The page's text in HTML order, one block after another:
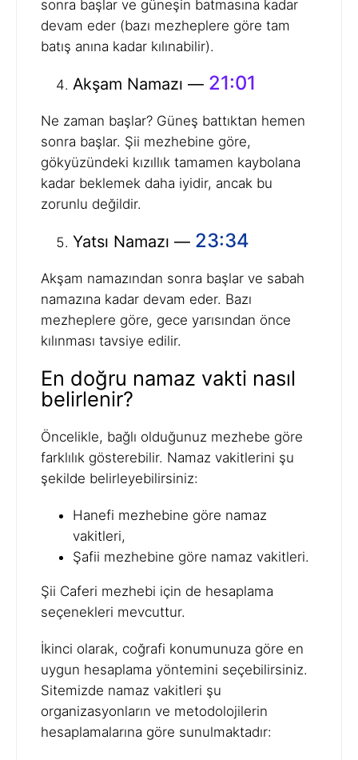
sonra başlar ve güneşin batmasına kadar
devam eder (bazı mezheplere göre tam
batış anına kadar kılınabilir).
Akşam Namazı — 21:01
Ne zaman başlar? Güneş battıktan hemen
sonra başlar. Şii mezhebine göre,
gökyüzündeki kızıllık tamamen kaybolana
kadar beklemek daha iyidir, ancak bu
zorunlu değildir.
Yatsı Namazı — 23:34
Akşam namazından sonra başlar ve sabah
namazına kadar devam eder. Bazı
mezheplere göre, gece yarısından önce
kılınması tavsiye edilir.
En doğru namaz vakti nasıl
belirlenir?
Öncelikle, bağlı olduğunuz mezhebe göre
farklılık gösterebilir. Namaz vakitlerini şu
şekilde belirleyebilirsiniz:
Hanefi mezhebine göre namaz
vakitleri,
Şafii mezhebine göre namaz vakitleri.
Şii Caferi mezhebi için de hesaplama
seçenekleri mevcuttur.
İkinci olarak, coğrafi konumunuza göre en
uygun hesaplama yöntemini seçebilirsiniz.
Sitemizde namaz vakitleri şu
organizasyonların ve metodolojilerin
hesaplamalarına göre sunulmaktadır: